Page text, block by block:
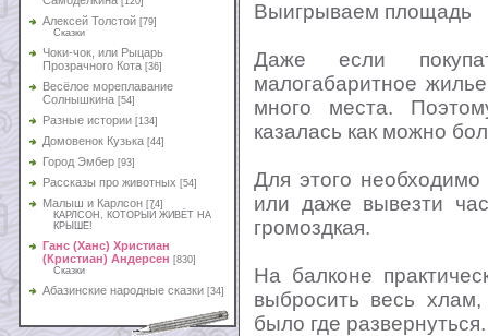
Алексей Толстой [79]
Сказки
Чоки-чок, или Рыцарь
Прозрачного Кота [36]
Весёлое мореплавание
Солнышкина [54]
Разные истории [134]
Домовенок Кузька [44]
Город Эмбер [93]
Рассказы про животных [54]
Малыш и Карлсон [74]
КАРЛСОН, КОТОРЫЙ ЖИВЁТ НА
КРЫШЕ!
Ганс (Ханс) Христиан
(Кристиан) Андерсен [830]
Сказки
Абазинские народные сказки [34]
Выигрываем площадь
Даже если
малогабаритное
много места.
казалась как можно
Для этого
или даже вывезти
громоздкая.
На балконе
выбросить весь
было где развернуться.